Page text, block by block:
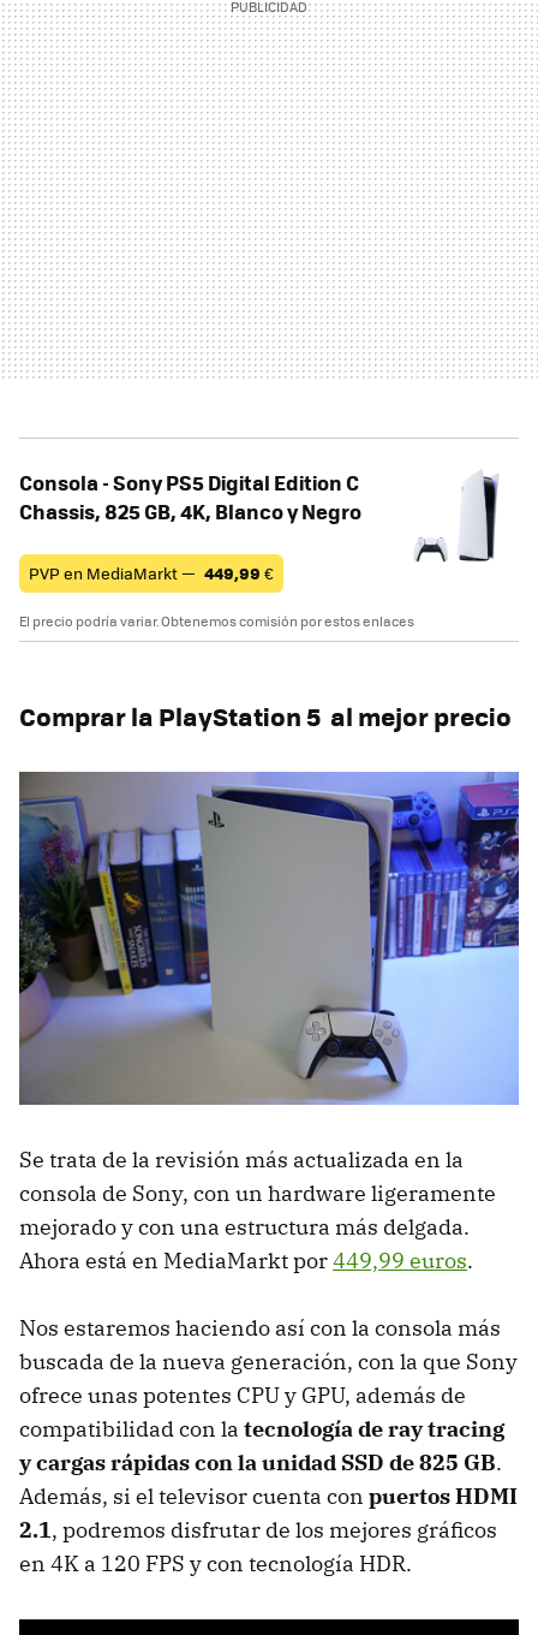
Consola - Sony PS5 Digital Edition C
Chassis, 825 GB, 4K, Blanco y Negro
PVP en MediaMarkt — 449,99 €
El precio podría variar. Obtenemos comisión por estos enlaces
Comprar la PlayStation 5 al mejor precio
Se trata de la revisión más actualizada en la
consola de Sony, con un hardware ligeramente
mejorado y con una estructura más delgada.
Ahora está en MediaMarkt por449,99 euros.
Nos estaremos haciendo así con la consola más
buscada de la nueva generación, con la que Sony
ofrece unas potentes CPU y GPU, además de
compatibilidad con la tecnología de ray tracing
y cargas rápidas con la unidad SSD de 825 GB.
Además, si el televisor cuenta con puertos HDMI
2.1, podremos disfrutar de los mejores gráficos
en 4K a 120 FPS y con tecnología HDR.